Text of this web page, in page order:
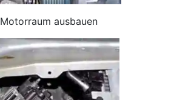
ausbauen